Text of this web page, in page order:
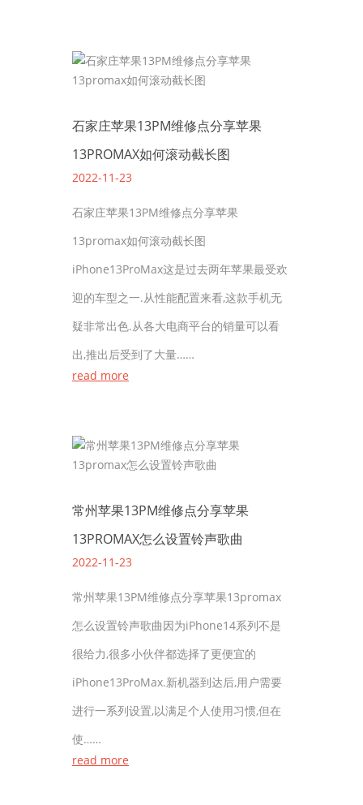
石家庄苹果13PM维修点分享苹果
13PROMAX如何滚动截长图
2022-11-23
石家庄苹果13PM维修点分享苹果
13promax如何滚动截长图
iPhone13ProMax这是过去两年苹果最受欢
迎的车型之一.从性能配置来看,这款手机无
疑非常出色.从各大电商平台的销量可以看
出,推出后受到了大量……
read more
常州苹果13PM维修点分享苹果
13PROMAX怎么设置铃声歌曲
2022-11-23
常州苹果13PM维修点分享苹果13promax
怎么设置铃声歌曲因为iPhone14系列不是
很给力,很多小伙伴都选择了更便宜的
iPhone13ProMax.新机器到达后,用户需要
进行一系列设置,以满足个人使用习惯,但在
使……
read more